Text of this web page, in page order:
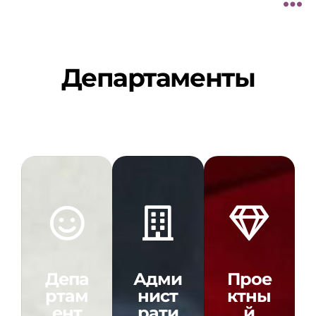
Департаменты
Депа
ртам
Адми
нист
Прое
ктны